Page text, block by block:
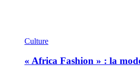
Culture
« Africa Fashion » : la